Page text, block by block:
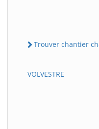
Trouver chantier
VOLVESTRE